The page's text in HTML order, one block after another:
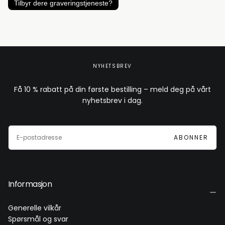
Tilbyr dere graveringstjeneste?
NYHETSBREV
Få 10 % rabatt på din første bestilling – meld deg på vårt
nyhetsbrev i dag.
E-
POST
ABONNER
Informasjon
Generelle vilkår
Spørsmål og svar